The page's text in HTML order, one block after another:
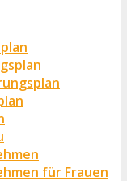
für Frauen